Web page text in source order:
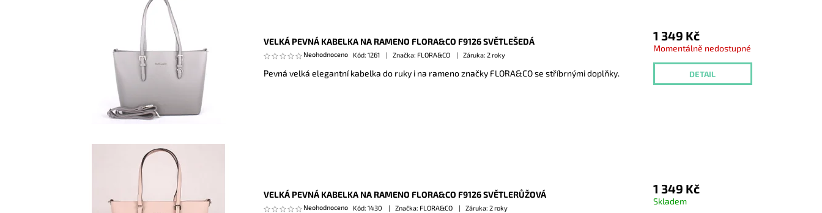
VELKÁ PEVNÁ KABELKA NA RAMENO FLORA&CO F9126 SVĚTLEŠEDÁ
Neohodnoceno Kód: 1261 Značka: FLORA&CO Záruka: 2 roky
Pevná velká elegantní kabelka do ruky i na rameno značky FLORA&CO se stříbrnými doplňky.
1 349 Kč
Momentálně nedostupné
DETAIL
VELKÁ PEVNÁ KABELKA NA RAMENO FLORA&CO F9126 SVĚTLERŮŽOVÁ
Neohodnoceno Kód: 1430 Značka: FLORA&CO Záruka: 2 roky
1 349 Kč
Skladem